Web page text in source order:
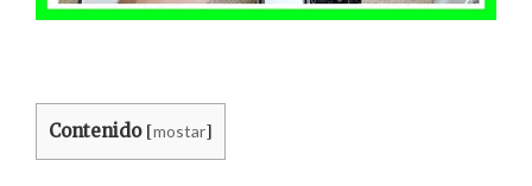
Contenido [mostar]